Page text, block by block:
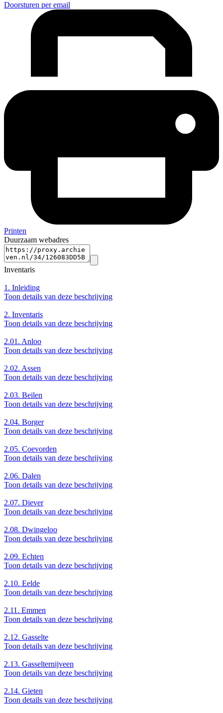
Doorsturen per email
Printen
Duurzaam webadres
Inventaris
1. Inleiding
Toon details van deze beschrijving
2. Inventaris
Toon details van deze beschrijving
2.01. Anloo
Toon details van deze beschrijving
2.02. Assen
Toon details van deze beschrijving
2.03. Beilen
Toon details van deze beschrijving
2.04. Borger
Toon details van deze beschrijving
2.05. Coevorden
Toon details van deze beschrijving
2.06. Dalen
Toon details van deze beschrijving
2.07. Diever
Toon details van deze beschrijving
2.08. Dwingeloo
Toon details van deze beschrijving
2.09. Echten
Toon details van deze beschrijving
2.10. Eelde
Toon details van deze beschrijving
2.11. Emmen
Toon details van deze beschrijving
2.12. Gasselte
Toon details van deze beschrijving
2.13. Gasselternijveen
Toon details van deze beschrijving
2.14. Gieten
Toon details van deze beschrijving